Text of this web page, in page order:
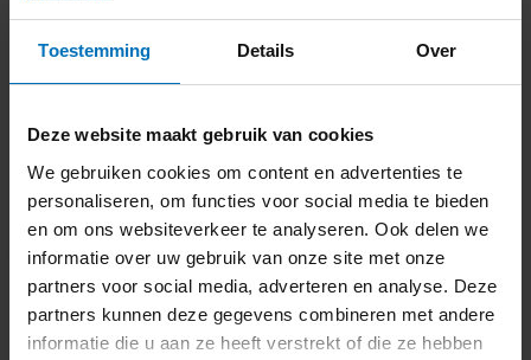
Toestemming Details Over
Deze website maakt gebruik van cookies
We gebruiken cookies om content en advertenties te
personaliseren, om functies voor social media te bieden
en om ons websiteverkeer te analyseren. Ook delen we
informatie over uw gebruik van onze site met onze
partners voor social media, adverteren en analyse. Deze
partners kunnen deze gegevens combineren met andere
informatie die u aan ze heeft verstrekt of die ze hebben
Delen
Laatst bekeken